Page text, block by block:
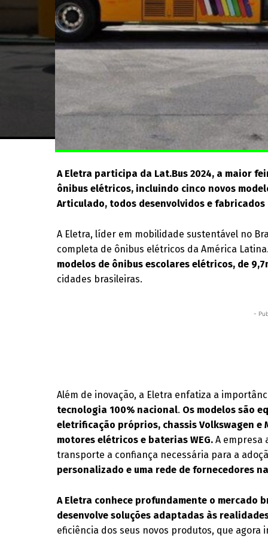
A Eletra participa da Lat.Bus 2024, a maior
ônibus elétricos, incluindo cinco novos
Articulado, todos desenvolvidos e fabricados
A Eletra, líder em mobilidade sustentável no
completa de ônibus elétricos da América
modelos de ônibus escolares elétricos, de
cidades brasileiras.
-
Além de inovação, a Eletra enfatiza a
tecnologia 100% nacional. Os modelos são
eletrificação próprios, chassis Volkswagen e
motores elétricos e baterias WEG. A empresa
transporte a confiança necessária para a
personalizado e uma rede de fornecedores
A Eletra conhece profundamente o mercado
desenvolve soluções adaptadas às
eficiência dos seus novos produtos, que